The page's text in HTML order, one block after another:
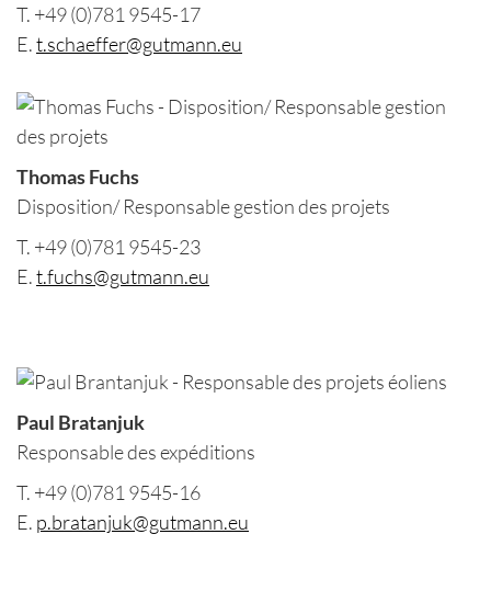
T. +49 (0)781 9545-17
E.t.schaeffer@gutmann.eu
Thomas Fuchs
Disposition/ Responsable gestion des projets
T. +49 (0)781 9545-23
E.t.fuchs@gutmann.eu
Paul Bratanjuk
Responsable des expéditions
T. +49 (0)781 9545-16
E. p.bratanjuk@gutmann.eu